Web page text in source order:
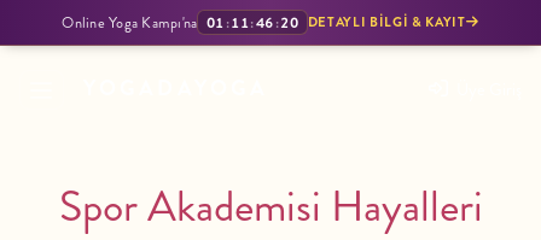
Online Yoga Kampı'na 01:11:46:19 DETAYLI BILGI & KAYIT
Spor Akademisi Hayalleri